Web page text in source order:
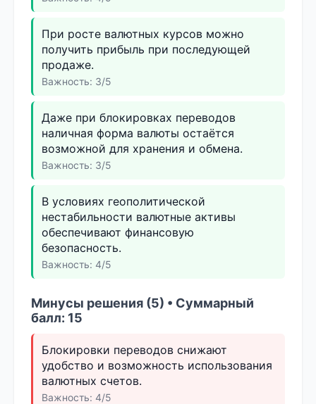
При росте валютных курсов можно
получить прибыль при последующей
продаже.
Важность: 3/5
Даже при блокировках переводов
наличная форма валюты остаётся
возможной для хранения и обмена.
Важность: 3/5
В условиях геополитической
нестабильности валютные активы
обеспечивают финансовую
безопасность.
Важность: 4/5
Минусы решения (5) • Суммарный
балл: 15
Блокировки переводов снижают
удобство и возможность использования
валютных счетов.
Важность: 4/5